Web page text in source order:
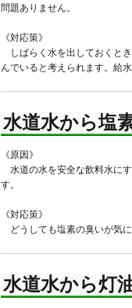
問題ありません。
《対応策》
しばらく水を出しておくと
んでいると考えられます。給
水道水から塩
《原因》
水道の水を安全な飲料水に
す。
《対応策》
どうしても塩素の臭いが気
水道水から灯